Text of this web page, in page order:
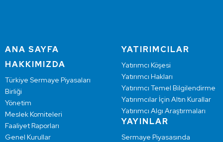
ANA SAYFA
HAKKIMIZDA
Türkiye Sermaye Piyasaları
Birliği
Yönetim
Meslek Komiteleri
Faaliyet Raporları
Genel Kurullar
YATIRIMCILAR
Yatırımcı Köşesi
Yatırımcı Hakları
Yatırımcı Temel Bilgilendirme
Yatırımcılar İçin Altın Kurallar
Yatırımcı Algı Araştırmaları
YAYINLAR
Sermaye Piyasasında